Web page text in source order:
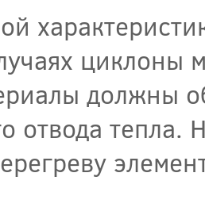
циклоны
должны
отвода тепла.